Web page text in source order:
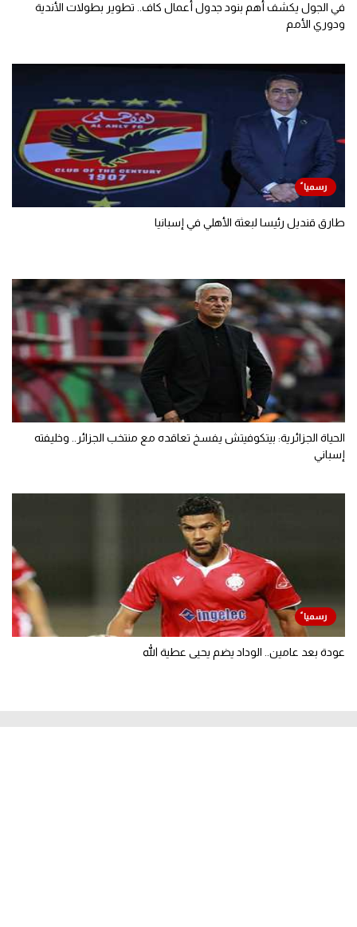
في الجول يكشف أهم بنود جدول أعمال كاف.. تطوير بطولات الأندية
ودوري الأمم
طارق قنديل رئيسا لبعثة الأهلي في إسبانيا
الحياة الجزائرية: بيتكوفيتش يفسخ تعاقده مع منتخب الجزائر.. وخليفته
إسباني
عودة بعد عامين.. الوداد يضم يحيى عطية الله